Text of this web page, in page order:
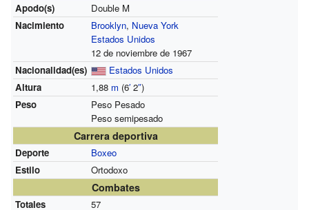
Apodo(s)
Double M
Nacimiento
Brooklyn, Nueva York
Estados Unidos
12 de noviembre de 1967
Nacionalidad(es)
Estados Unidos
Altura
1,88 m (6′2″)
Peso
Peso Pesado
Peso semipesado
Carrera deportiva
Deporte
Boxeo
Estilo
Ortodoxo
Combates
Totales
57